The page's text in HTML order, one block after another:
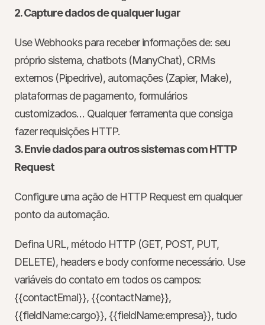
2. Capture dados de qualquer lugar
Use Webhooks para receber informações de: seu
próprio sistema, chatbots (ManyChat), CRMs
externos (Pipedrive), automações (Zapier, Make),
plataformas de pagamento, formulários
customizados… Qualquer ferramenta que consiga
fazer requisições HTTP.
3. Envie dados para outros sistemas com HTTP
Request
Configure uma ação de HTTP Request em qualquer
ponto da automação.
Defina URL, método HTTP (GET, POST, PUT,
DELETE), headers e body conforme necessário. Use
{{contactEmal}}, {{contactName}}
{{fieldName:cargo}}, {{fieldName:empresa}}, tudo